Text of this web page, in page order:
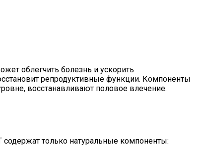
облегчить болезнь и ускорить
репродуктивные функции. Компоненты
восстанавливают половое влечение.
только натуральные компоненты: